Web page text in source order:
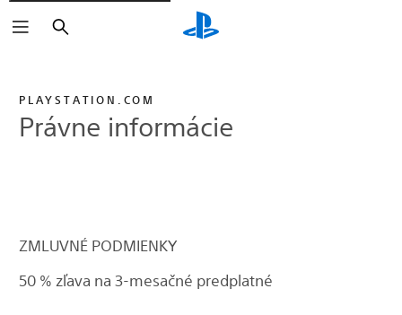
Vyhľadať
PLAYSTATION.COM
Právne informácie
ZMLUVNÉ PODMIENKY
50 % zľava na 3-mesačné predplatné